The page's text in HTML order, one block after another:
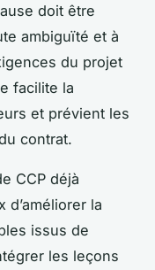
doit être
ambiguïté et à
du projet
facilite la
et prévient les
contrat.
CCP déjà
la
issus de
les leçons